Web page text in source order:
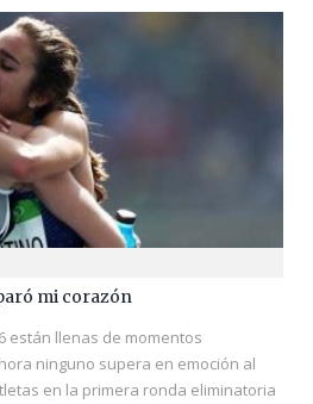
mi corazón
están llenas de momentos
ninguno supera en emoción al
en la primera ronda eliminatoria